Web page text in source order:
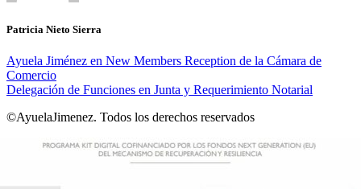
Patricia Nieto Sierra
Ayuela Jiménez en New Members Reception de la Cámara de
Comercio
Delegación de Funciones en Junta y Requerimiento Notarial
©AyuelaJimenez. Todos los derechos reservados